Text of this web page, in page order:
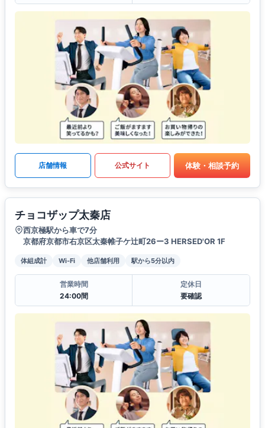
店舗情報 公式サイト 体験・相談予約
チョコザップ太秦店
西京極駅から車で7分
京都府京都市右京区太秦帷子ケ辻町26ー3 HERSED'OR 1F
体組成計 Wi-Fi 他店舗利用 駅から5分以内
営業時間
24:00間
定休日
要確認